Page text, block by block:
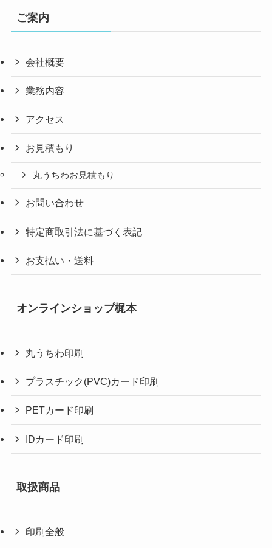
ご案内
会社概要
業務内容
アクセス
お見積もり
丸うちわお見積もり
お問い合わせ
特定商取引法に基づく表記
お支払い・送料
オンラインショップ梶本
丸うちわ印刷
プラスチック(PVC)カード印刷
PETカード印刷
IDカード印刷
取扱商品
印刷全般